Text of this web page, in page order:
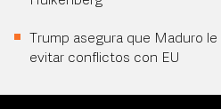
Trump asegura que Maduro
evitar conflictos con EU